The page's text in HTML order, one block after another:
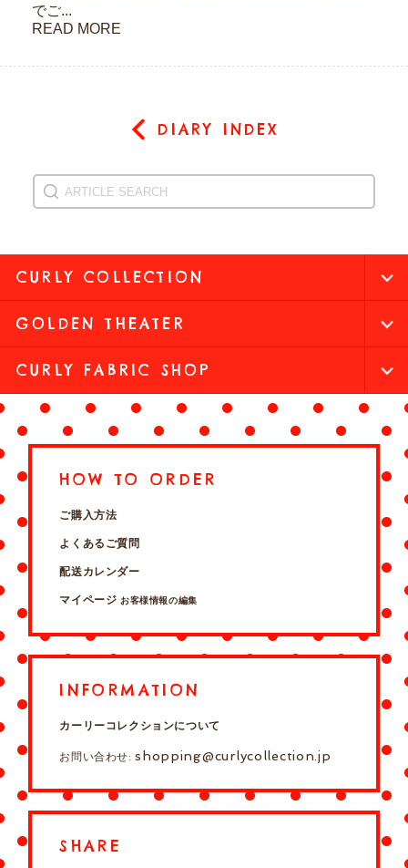
でご...
READ MORE
DIARY INDEX
CURLY COLLECTION
GOLDEN THEATER
CURLY FABRIC SHOP
HOW TO ORDER
ご購入方法
よくあるご質問
配送カレンダー
マイページ お客様情報の編集
INFORMATION
カーリーコレクションについて
お問い合わせ:shopping@curlycollection.jp
SHARE